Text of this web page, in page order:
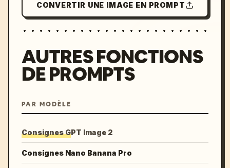
CONVERTIR UNE IMAGE EN PROMPT
AUTRES FONCTIONS
DE PROMPTS
PAR MODÈLE
Consignes GPT Image 2
Consignes Nano Banana Pro